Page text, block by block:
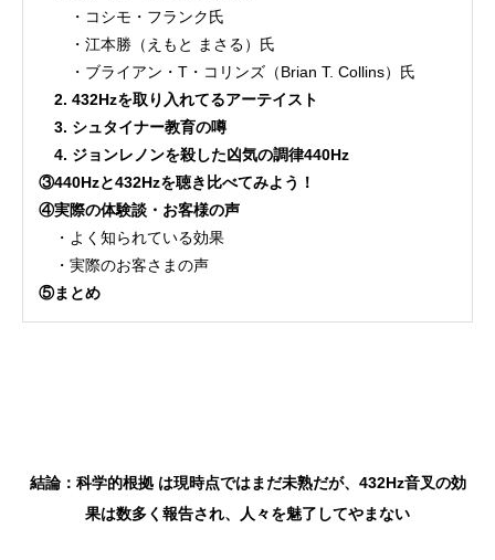
・コシモ・フランク氏
・江本勝（えもと まさる）氏
・ブライアン・T・コリンズ（Brian T. Collins）氏
2. 432Hzを取り入れてるアーテイスト
3. シュタイナー教育の噂
4. ジョンレノンを殺した凶気の調律440Hz
③440Hzと432Hzを聴き比べてみよう！
④実際の体験談・お客様の声
・よく知られている効果
・実際のお客さまの声
⑤まとめ
結論：科学的根拠 は現時点ではまだ未熟だが、432Hz音叉の効
果は数多く報告され、人々を魅了してやまない